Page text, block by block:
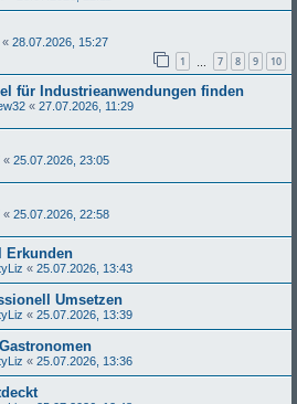
« 28.07.2026, 15:27
1 7 8 9 10
für Industrieanwendungen finden
« 27.07.2026, 11:29
« 25.07.2026, 23:05
« 25.07.2026, 22:58
Erkunden
« 25.07.2026, 13:43
Umsetzen
« 25.07.2026, 13:39
« 25.07.2026, 13:36